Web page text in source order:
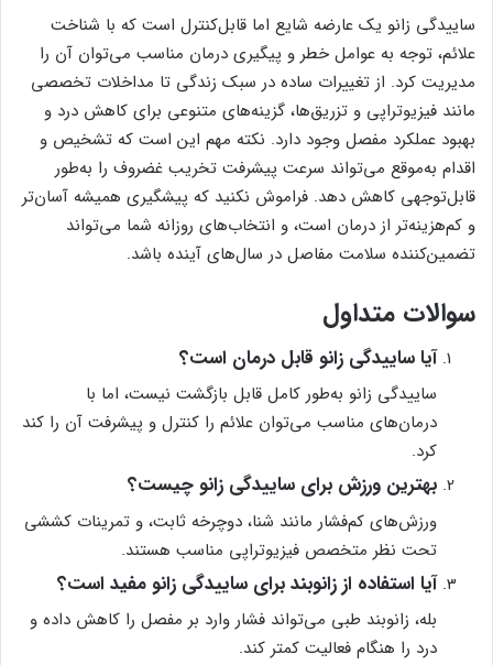
ساییدگی زانو یک عارضه شایع اما قابل‌کنترل است که با شناخت
علائم، توجه به عوامل خطر و پیگیری درمان مناسب می‌توان آن را
مدیریت کرد. از تغییرات ساده در سبک زندگی تا مداخلات تخصصی
مانند فیزیوتراپی و تزریق‌ها، گزینه‌های متنوعی برای کاهش درد و
بهبود عملکرد مفصل وجود دارد. نکته مهم این است که تشخیص و
اقدام به‌موقع می‌تواند سرعت پیشرفت تخریب غضروف را به‌طور
قابل‌توجهی کاهش دهد. فراموش نکنید که پیشگیری همیشه آسان‌تر
و کم‌هزینه‌تر از درمان است، و انتخاب‌های روزانه شما می‌تواند
تضمین‌کننده سلامت مفاصل در سال‌های آینده باشد.
سوالات متداول
آیا ساییدگی زانو قابل درمان است؟
ساییدگی زانو به‌طور کامل قابل بازگشت نیست، اما با
درمان‌های مناسب می‌توان علائم را کنترل و پیشرفت آن را کند
کرد.
بهترین ورزش برای ساییدگی زانو چیست؟
ورزش‌های کم‌فشار مانند شنا، دوچرخه ثابت، و تمرینات کششی
تحت نظر متخصص فیزیوتراپی مناسب هستند.
آیا استفاده از زانوبند برای ساییدگی زانو مفید است؟
بله، زانوبند طبی می‌تواند فشار وارد بر مفصل را کاهش داده و
درد را هنگام فعالیت کمتر کند.